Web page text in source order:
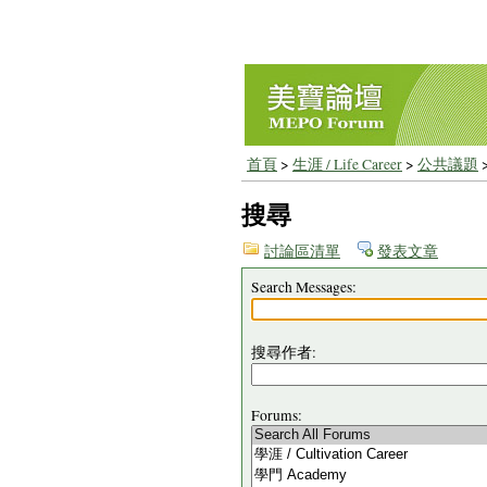
首頁> 生涯 / Life Career> 公共議題
搜尋
討論區清單
發表文章
Search Messages:
搜尋作者:
Forums: